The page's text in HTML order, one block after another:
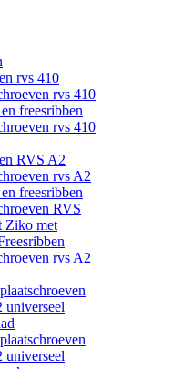
rvs 410
rvs 410
freesribben
rvs 410
RVS A2
rvs A2
freesribben
RVS
Ziko met
rvs A2
universeel
universeel